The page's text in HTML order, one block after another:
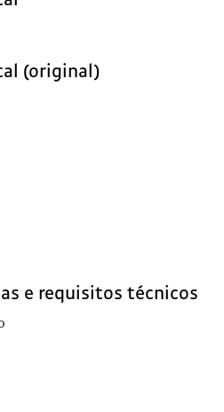
(original)
e requisitos técnicos